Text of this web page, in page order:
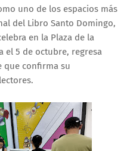
uno de los espacios más
del Libro Santo Domingo,
en la Plaza de la
el 5 de octubre, regresa
que confirma su